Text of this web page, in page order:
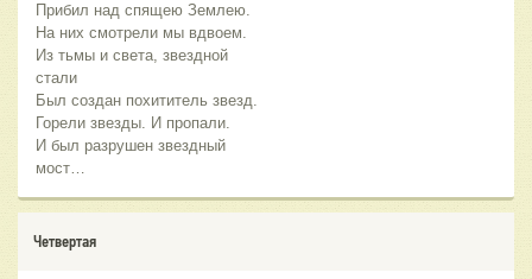
Прибил над спящею Землею.
На них смотрели мы вдвоем.
Из тьмы и света, звездной
стали
Был создан похититель звезд.
Горели звезды. И пропали.
И был разрушен звездный
мост…
Четвертая